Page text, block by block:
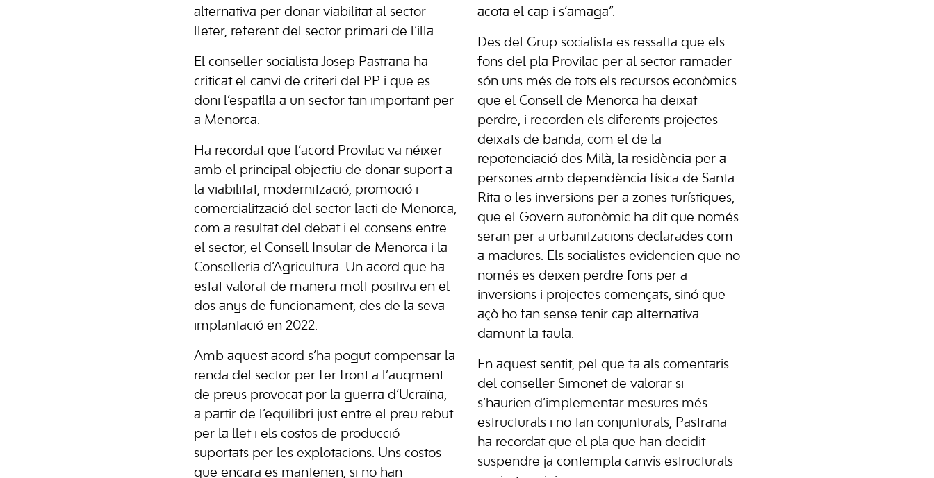
alternativa per donar viabilitat al sector
lleter, referent del sector primari de l’illa.
El conseller socialista Josep Pastrana ha
criticat el canvi de criteri del PP i que es
doni l’espatlla a un sector tan important per
a Menorca.
Ha recordat que l’acord Provilac va néixer
amb el principal objectiu de donar suport a
la viabilitat, modernització, promoció i
comercialització del sector lacti de Menorca,
com a resultat del debat i el consens entre
el sector, el Consell Insular de Menorca i la
Conselleria d’Agricultura. Un acord que ha
estat valorat de manera molt positiva en el
dos anys de funcionament, des de la seva
implantació en 2022.
Amb aquest acord s’ha pogut compensar la
renda del sector per fer front a l’augment
de preus provocat por la guerra d’Ucraïna,
a partir de l’equilibri just entre el preu rebut
per la llet i els costos de producció
suportats per les explotacions. Uns costos
que encara es mantenen, si no han
acota el cap i s’amaga”.
Des del Grup socialista es ressalta que els
fons del pla Provilac per al sector ramader
són uns més de tots els recursos econòmics
que el Consell de Menorca ha deixat
perdre, i recorden els diferents projectes
deixats de banda, com el de la
repotenciació des Milà, la residència per a
persones amb dependència física de Santa
Rita o les inversions per a zones turístiques,
que el Govern autonòmic ha dit que només
seran per a urbanitzacions declarades com
a madures. Els socialistes evidencien que no
només es deixen perdre fons per a
inversions i projectes començats, sinó que
açò ho fan sense tenir cap alternativa
damunt la taula.
En aquest sentit, pel que fa als comentaris
del conseller Simonet de valorar si
s’haurien d’implementar mesures més
estructurals i no tan conjunturals, Pastrana
ha recordat que el pla que han decidit
suspendre ja contempla canvis estructurals